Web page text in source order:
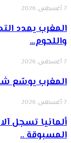
7 أغسطس, 2026
المغرب يمدد
واللحوم…
7 أغسطس, 2026
المغرب يوسّع
7 أغسطس, 2026
ألمانيا تسجل
المسبوقة ..